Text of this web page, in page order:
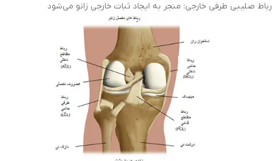
رباط صلیبی طرفی خارجی: منجر به ایجاد ثبات خارجی زانو می‌شود